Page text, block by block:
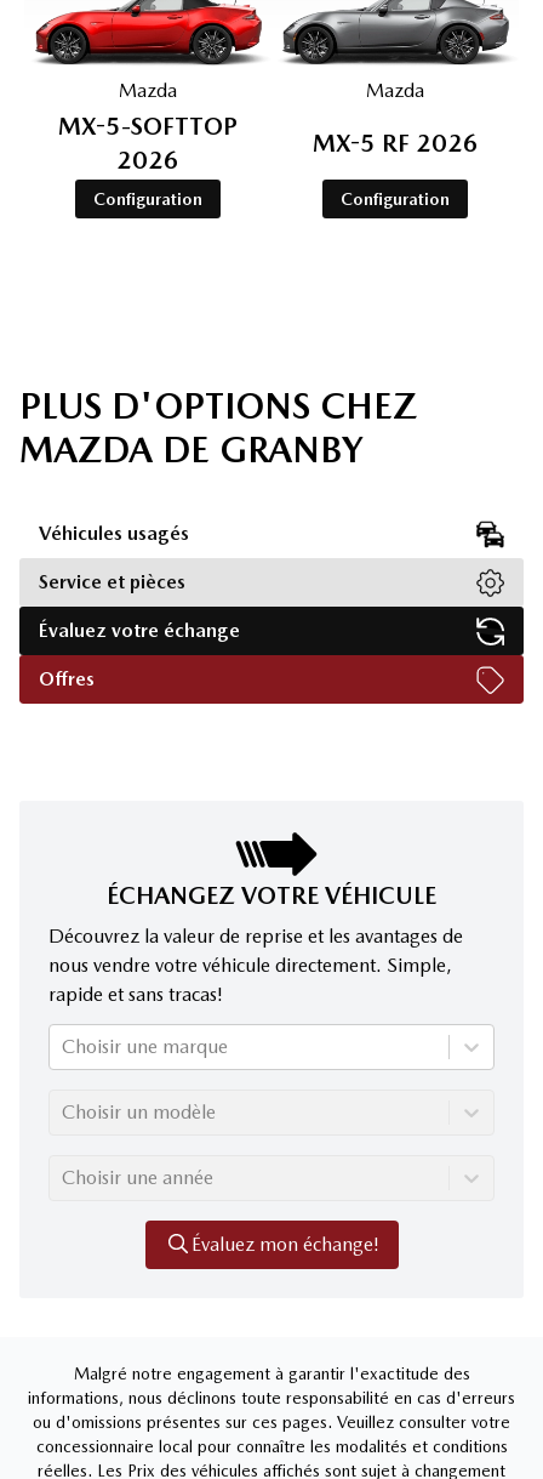
Mazda
MX-5-SOFTTOP
2026
Configuration
Mazda
MX-5 RF 2026
Configuration
PLUS D'OPTIONS CHEZ
MAZDA DE GRANBY
Véhicules usagés
Service et pièces
Évaluez votre échange
Offres
ÉCHANGEZ VOTRE VÉHICULE
Découvrez la valeur de reprise et les avantages de
nous vendre votre véhicule directement. Simple,
rapide et sans tracas!
Choisir une marque
Choisir un modèle
Choisir une année
Évaluez mon échange!
Malgré notre engagement à garantir l'exactitude des
informations, nous déclinons toute responsabilité en cas d'erreurs
ou d'omissions présentes sur ces pages. Veuillez consulter votre
concessionnaire local pour connaître les modalités et conditions
réelles. Les Prix des véhicules affichés sont sujet à changement